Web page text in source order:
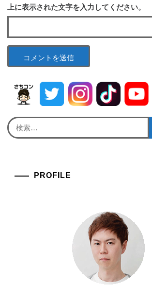
上に表示された文字を入力してください。
検
索:
PROFILE